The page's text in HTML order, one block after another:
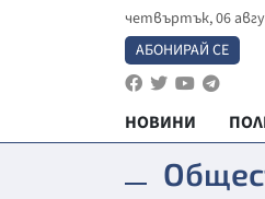
четвъртък, 06
АБОНИРАЙ СЕ
НОВИНИ